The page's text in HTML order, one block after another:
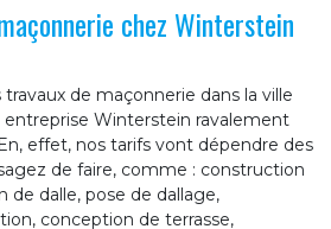
chez Winterstein
travaux de maçonnerie dans la ville
Winterstein ravalement
effet, nos tarifs vont dépendre des
de faire, comme : construction
dalle, pose de dallage,
conception de terrasse,